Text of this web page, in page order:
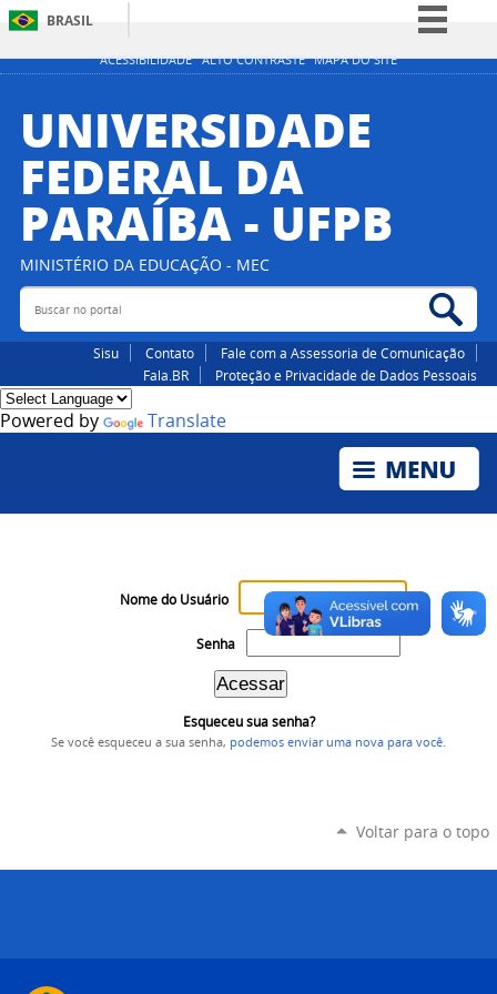
ACESSIBILIDADE ALTO CONTRASTE MAPA DO SITE
BRASIL
Simplifique!
Participe
Acesso à informação
Canais
UNIVERSIDADE
FEDERAL DA
PARAÍBA - UFPB
MINISTÉRIO DA EDUCAÇÃO - MEC
Buscar no portal
Sisu Contato
Fale com a Assessoria de Comunicação
Fala.BR
Proteção e Privacidade de Dados Pessoais
Powered by Translate
Nome do Usuário
Senha
Esqueceu sua senha?
Se você esqueceu a sua senha, podemos enviar uma nova para você
Voltar para o topo